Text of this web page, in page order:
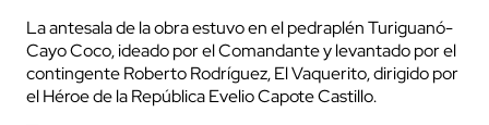
La antesala de la obra estuvo en el pedraplén Turiguanó-
Cayo Coco, ideado por el Comandante y levantado por el
contingente Roberto Rodríguez, El Vaquerito, dirigido por
el Héroe de la República Evelio Capote Castillo.